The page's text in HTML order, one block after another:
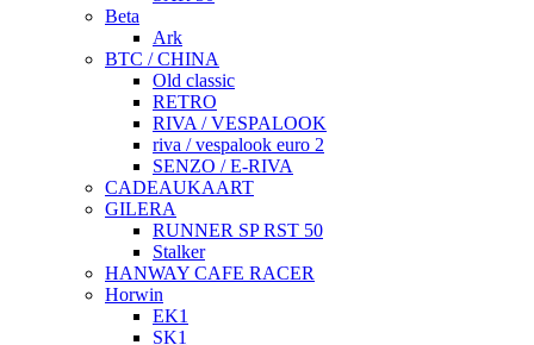
Beta
Ark
BTC / CHINA
Old classic
RETRO
RIVA / VESPALOOK
riva / vespalook euro 2
SENZO / E-RIVA
CADEAUKAART
GILERA
RUNNER SP RST 50
Stalker
HANWAY CAFE RACER
Horwin
EK1
SK1